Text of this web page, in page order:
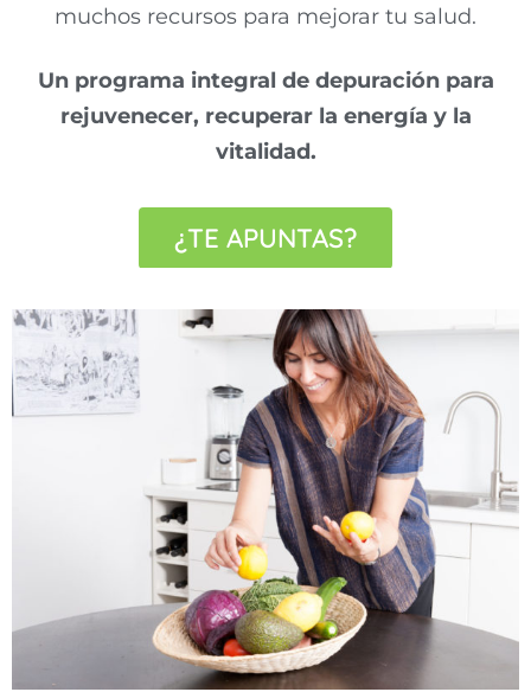
muchos recursos para mejorar tu salud.
Un programa integral de depuración para
rejuvenecer, recuperar la energía y la
vitalidad.
¿TE APUNTAS?